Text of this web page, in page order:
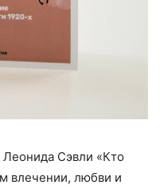
Лео­ни­да Сэв­ли «Кто
вле­че­нии, люб­ви и